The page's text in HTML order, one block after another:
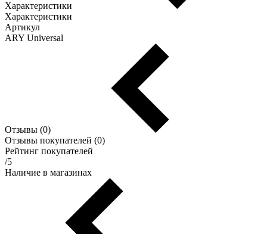
Характеристики
Характеристики
Артикул
ARY Universal
Отзывы (0)
Отзывы покупателей (0)
Рейтинг покупателей
/5
Наличие в магазинах